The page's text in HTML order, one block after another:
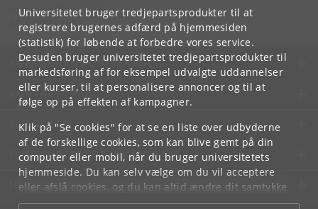
Universitetet bruger tredjepartsprodukter til at
registrere brugernes adfærd på hjemmesiden
(statistik) for løbende at forbedre vores service.
Desuden bruger universitetet tredjepartsprodukter til
markedsføring af for eksempel udvalgte uddannelser
eller kurser, til at personalisere annoncer og til at
følge op på effekten af kampagner.
Klik på "Se cookies" for at se en liste over udbyderne
af de forskellige cookies, som kan blive gemt på din
computer eller mobil, når du bruger universitetets
hjemmeside. Du kan selv vælge om du vil acceptere
eller afslå cookies, og du kan altid ændre dit samtykke
underCookie- og privatlivspolitiksom du finder i
Institut for Klinisk Medicin
KØBENHAVNS UNIVERSITET
KONTAKT
SERVICES
FOR STUDERENDE OG ANSATTE
JOB OG KARRIERE